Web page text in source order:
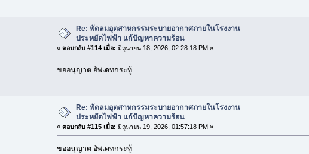
Re: พัดลมอุตสาหกรรมระบายอากาศภายในโรงงาน
ประหยัดไฟฟ้า แก้ปัญหาความร้อน
« ตอบกลับ #114 เมื่อ: มิถุนายน 18, 2026, 02:28:18 PM »
ขออนุญาต อัพเดทกระทู้
Re: พัดลมอุตสาหกรรมระบายอากาศภายในโรงงาน
ประหยัดไฟฟ้า แก้ปัญหาความร้อน
« ตอบกลับ #115 เมื่อ: มิถุนายน 19, 2026, 01:57:18 PM »
ขออนุญาต อัพเดทกระทู้